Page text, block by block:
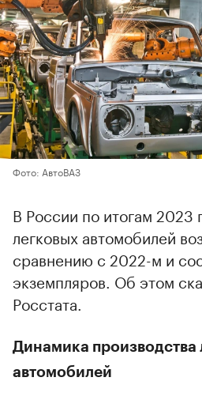
Фото: АвтоВАЗ
В России по итогам 2023
легковых автомобилей
сравнению с 2022-м и
экземпляров. Об этом
Росстата.
Динамика производства
автомобилей